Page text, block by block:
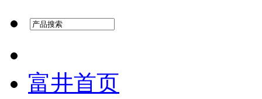
富井首页